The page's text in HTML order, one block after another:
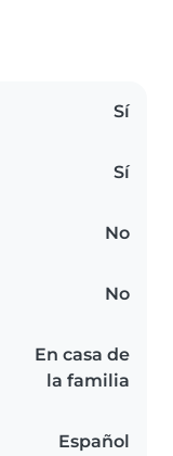
Sí
Sí
No
No
En casa de
la familia
Español